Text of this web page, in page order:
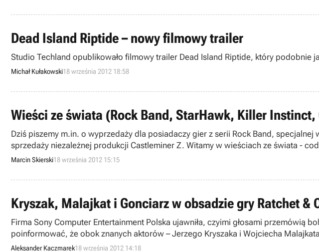
Dead Island Riptide – nowy filmowy trailer
Studio Techland opublikowało filmowy trailer Dead Island Riptide, który
Michał Kułakowski18 września 2012 18:58
Wieści ze świata (Rock Band, StarHawk, Killer
Dziś piszemy m.in. o wyprzedaży dla posiadaczy gier z serii Rock Band,
sprzedaży niezależnej produkcji Castleminer Z. Witamy w wieściach ze świata -
Marcin Skierski18 września 2012 15:15
Kryszak, Malajkat i Gonciarz w obsadzie gry Ratchet &
Firma Sony Computer Entertainment Polska ujawniła, czyimi głosami przemówią
poinformować, że obok znanych aktorów – Jerzego Kryszaka i Wojciecha
Gonciarz, szef serwisu tvgry.pl.
Aleksander Kaczmarek18 września 2012 14:18